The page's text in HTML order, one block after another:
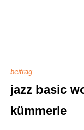
beitrag
jazz basic
kümmerle